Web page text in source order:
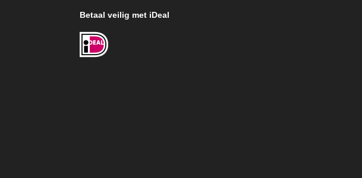
Betaal veilig met iDeal